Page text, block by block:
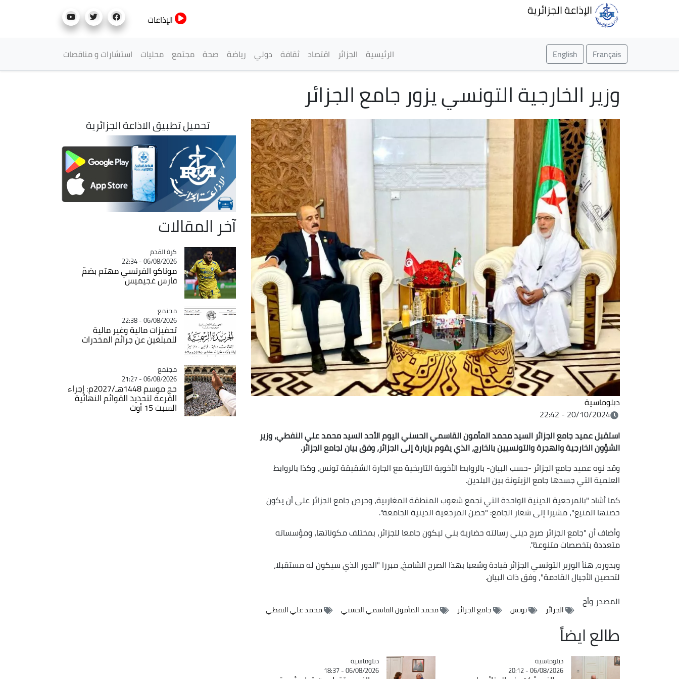
الإذاعة الجزائرية
الإذاعات
Français
English القائمة الرئيسية
الرئيسية الجزائر اقتصاد ثقافة دولي رياضة صحة مجتمع محليات استشارات و مناقصات
وزير الخارجية التونسي يزور جامع الجزائر
دبلوماسية
20/10/2024 - 22:42
استقبل عميد جامع الجزائر السيد محمد المأمون القاسمي الحسني اليوم الأحد السيد محمد علي النفطي، وزير
الشؤون الخارجية والهجرة والتونسيين بالخارج، الذي يقوم بزيارة إلى الجزائر، وفق بيان لجامع الجزائر.
وقد نوه عميد جامع الجزائر -حسب البيان- بالروابط الأخوية التاريخية مع الجارة الشقيقة تونس، وكذا بالروابط
العلمية التي جسدها جامع الزيتونة بين البلدين.
كما أشاد "بالمرجعية الدينية الواحدة التي تجمع شعوب المنطقة المغاربية، وحرص جامع الجزائر على أن يكون
حصنها المنيع"، مشيرا إلى شعار الجامع: "حصن المرجعية الدينية الجامعة".
وأضاف أن "جامع الجزائر صرح ديني رسالته حضارية بني ليكون جامعا للجزائر، بمختلف مكوناتها، ومؤسساته
متعددة بتخصصات متنوعة".
وبدوره، هنأ الوزير التونسي الجزائر قيادة وشعبا بهذا الصرح الشامخ، مبرزا "الدور الذي سيكون له مستقبلا،
لتحصين الأجيال القادمة"، وفق ذات البيان.
المصدر وأج
الجزائر تونس جامع الجزائر محمد المأمون القاسمي الحسني محمد علي النفطي
طالع ايضاً
Catégorie
دبلوماسية
06/08/2026 - 20:12
Catégorie
دبلوماسية
06/08/2026 - 18:37
تحميل تطبيق الاذاعة الجزائرية
آخر المقالات
Catégorie
كرة القدم
06/08/2026 - 22:34
موناكو الفرنسي مهتم بضمّ
فارس غجيميس
Catégorie
مجتمع
06/08/2026 - 22:38
تحفيزات مالية وغير مالية
للمبلغين عن جرائم المخدرات
Catégorie
مجتمع
06/08/2026 - 21:27
حج موسم 1448هـ/2027م: إجراء
القرعة لتحديد القوائم النهائية
السبت 15 أوت